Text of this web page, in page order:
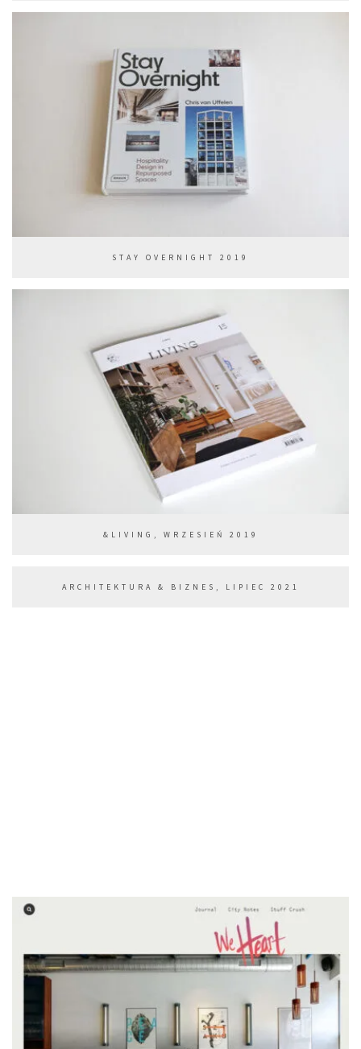
STAY OVERNIGHT 2019
&LIVING, WRZESIEŃ 2019
ARCHITEKTURA & BIZNES, LIPIEC 2021